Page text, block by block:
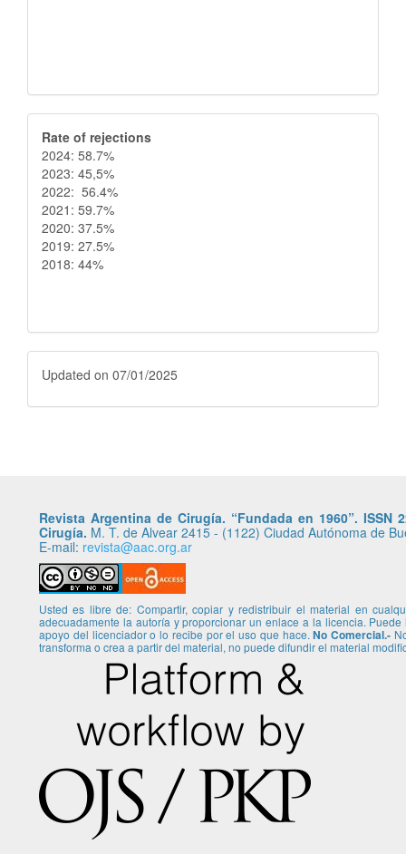
Rate
of
rejections
Rate of rejections
2024: 58.7%
2023: 45,5%
2022: 56.4%
2021: 59.7%
2020: 37.5%
2019: 27.5%
2018: 44%
Fecha
de
Updated on 07/01/2025
Revista Argentina de Cirugía. “Fundada en 1960”.
Cirugía. M. T. de Alvear 2415 - (1122) Ciudad Autónoma de
E-mail: revista@aac.org.ar
Usted es libre de: Compartir, copiar y redistribuir el material en
adecuadamente la autoría y proporcionar un enlace a la licencia.
apoyo del licenciador o lo recibe por el uso que hace.No Comercial.-
transforma o crea a partir del material, no puede difundir el material